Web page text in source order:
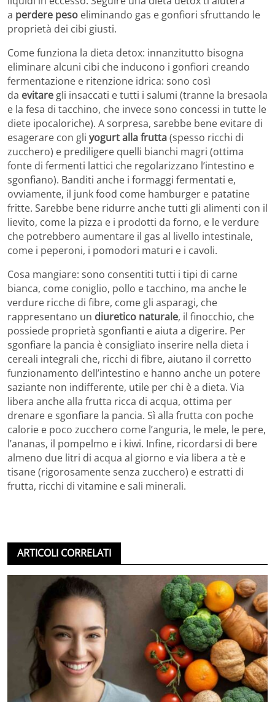
a perdere peso eliminando gas e gonfiori sfruttando le
proprietà dei cibi giusti.
Come funziona la dieta detox: innanzitutto bisogna
eliminare alcuni cibi che inducono i gonfiori creando
fermentazione e ritenzione idrica: sono così
da evitare gli insaccati e tutti i salumi (tranne la bresaola
e la fesa di tacchino, che invece sono concessi in tutte le
diete ipocaloriche). A sorpresa, sarebbe bene evitare di
esagerare con gli yogurt alla frutta(spesso ricchi di
zucchero) e prediligere quelli bianchi magri (ottima
fonte di fermenti lattici che regolarizzano l’intestino e
sgonfiano). Banditi anche i formaggi fermentati e,
ovviamente, il junk food come hamburger e patatine
fritte. Sarebbe bene ridurre anche tutti gli alimenti con il
lievito, come la pizza e i prodotti da forno, e le verdure
che potrebbero aumentare il gas al livello intestinale,
come i peperoni, i pomodori maturi e i cavoli.
Cosa mangiare: sono consentiti tutti i tipi di carne
bianca, come coniglio, pollo e tacchino, ma anche le
verdure ricche di fibre, come gli asparagi, che
rappresentano un diuretico naturale, il finocchio, che
possiede proprietà sgonfianti e aiuta a digerire. Per
sgonfiare la pancia è consigliato inserire nella dieta i
cereali integrali che, ricchi di fibre, aiutano il corretto
funzionamento dell’intestino e hanno anche un potere
saziante non indifferente, utile per chi è a dieta. Via
libera anche alla frutta ricca di acqua, ottima per
drenare e sgonfiare la pancia. Sì alla frutta con poche
calorie e poco zucchero come l’anguria, le mele, le pere,
l’ananas, il pompelmo e i kiwi. Infine, ricordarsi di bere
almeno due litri di acqua al giorno e via libera a tè e
tisane (rigorosamente senza zucchero) e estratti di
frutta, ricchi di vitamine e sali minerali.
ARTICOLI CORRELATI